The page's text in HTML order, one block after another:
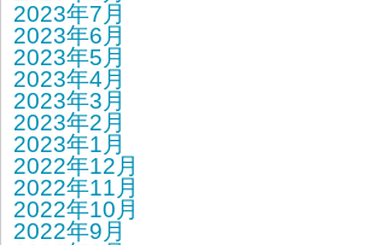
2023年7月
2023年6月
2023年5月
2023年4月
2023年3月
2023年2月
2023年1月
2022年12月
2022年11月
2022年10月
2022年9月